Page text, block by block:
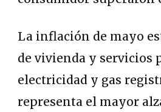
La inflación de mayo
de vivienda y servicios
electricidad y gas
representa el mayor